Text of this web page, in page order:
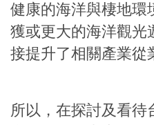
健康的海洋與棲地環
獲或更大的海洋觀光
接提升了相關產業從
所以，在探討及看待